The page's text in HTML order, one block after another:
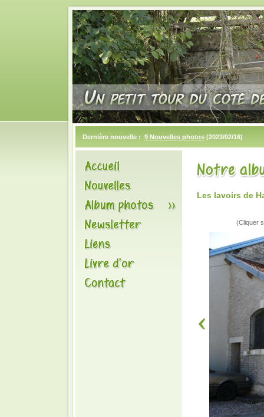
Dernière nouvelle : 9 Nouvelles photos (2023/02/16)
Les lavoirs de
(Cliquer